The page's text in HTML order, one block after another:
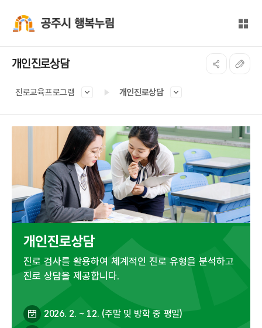
전체
개인진로상담
진로교육프로그램 개인진로상담
개인진로상담
진로 검사를 활용하여 체계적인 진로 유형을 분석하고
진로 상담을 제공합니다.
2026. 2. ~ 12. (주말 및 방학 중 평일)